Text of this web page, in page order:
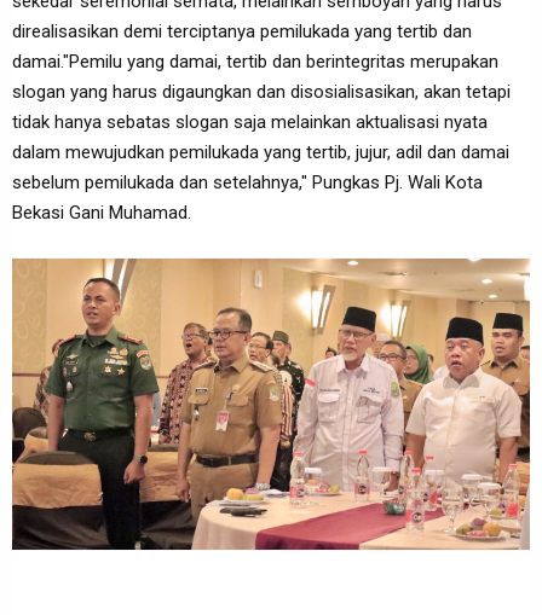
direalisasikan demi terciptanya pemilukada yang tertib dan
damai."Pemilu yang damai, tertib dan berintegritas merupakan
slogan yang harus digaungkan dan disosialisasikan, akan tetapi
tidak hanya sebatas slogan saja melainkan aktualisasi nyata
dalam mewujudkan pemilukada yang tertib, jujur, adil dan damai
sebelum pemilukada dan setelahnya," Pungkas Pj. Wali Kota
Bekasi Gani Muhamad.